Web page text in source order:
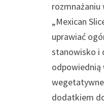
rozmnażaniu
„Mexican
uprawiać
stanowisko i
odpowiednią
dodatkiem